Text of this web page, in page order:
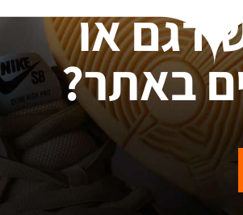
דגם או
באתר?